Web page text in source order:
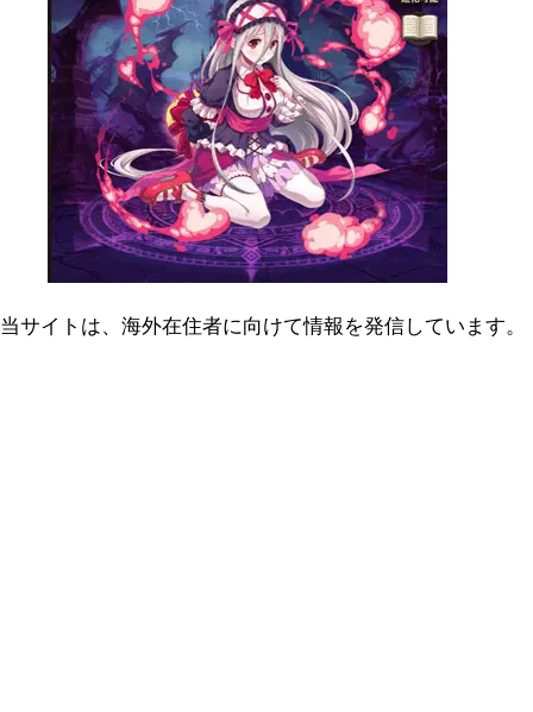
当サイトは、海外在住者に向けて情報を発信しています。